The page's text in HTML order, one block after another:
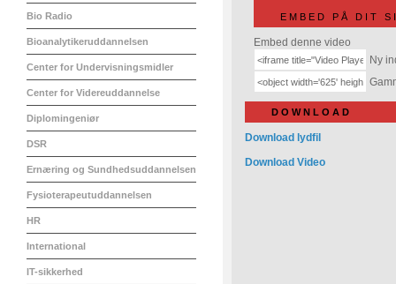
Bio Radio
Bioanalytikeruddannelsen
Center for Undervisningsmidler
Center for Videreuddannelse
Diplomingeniør
DSR
Ernæring og Sundhedsuddannelsen
Fysioterapeutuddannelsen
HR
International
IT-sikkerhed
EMBED PÅ DIT
Embed denne video
Ny
DOWNLOAD
Download lydfil
Download Video